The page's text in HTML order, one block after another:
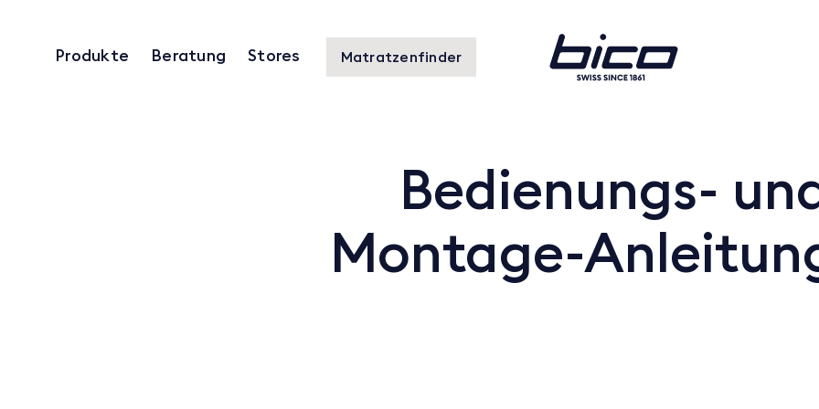
Produkte Beratung Stores Matratzenfinder
Bedienungs-
Montage-